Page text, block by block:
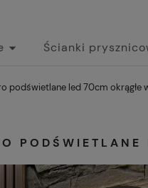
Ścianki
Szklane Przesuwne do
podświetlane led 70cm okrągłe